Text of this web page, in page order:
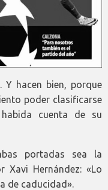
Y hacen bien, porque
poder clasificarse
cuenta de su
portadas sea la
Xavi Hernández: «Lo
de caducidad».